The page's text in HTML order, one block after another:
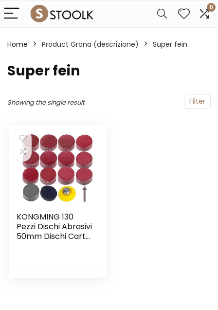
0
Home Product Grana (descrizione) ‎Super fein
‎Super fein
Filter
Showing the single result
KONGMING 130
Pezzi Dischi Abrasivi
50mm Dischi Carta